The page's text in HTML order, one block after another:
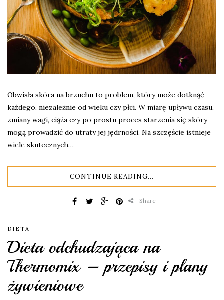
Obwisła skóra na brzuchu to problem, który może dotknąć
każdego, niezależnie od wieku czy płci. W miarę upływu czasu,
zmiany wagi, ciąża czy po prostu proces starzenia się skóry
mogą prowadzić do utraty jej jędrności. Na szczęście istnieje
wiele skutecznych…
CONTINUE READING...
Share
DIETA
Dieta odchudzająca na
Thermomix – przepisy i plany
żywieniowe